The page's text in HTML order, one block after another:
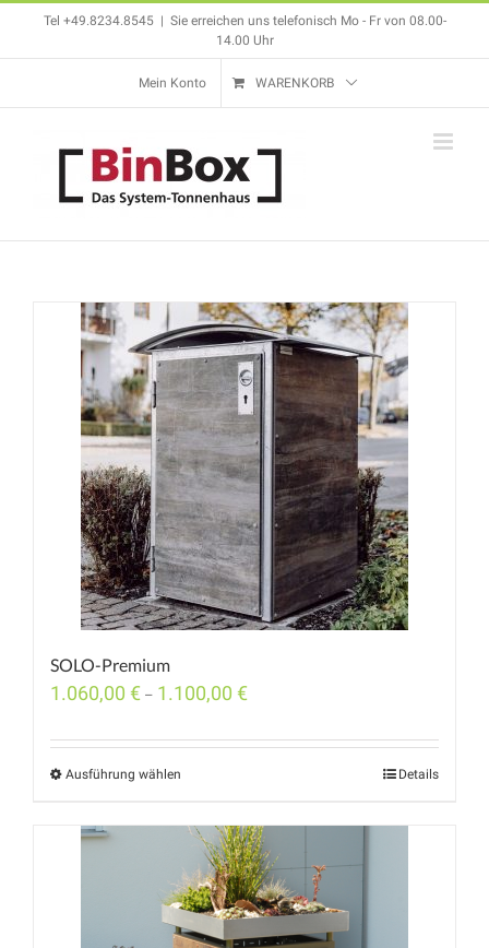
Tel +49.8234.8545 | Sie erreichen uns telefonisch Mo - Fr von 08.00-
14.00 Uhr
Mein Konto WARENKORB
SOLO-Premium
1.060,00 € – 1.100,00 €
Ausführung wählen Details